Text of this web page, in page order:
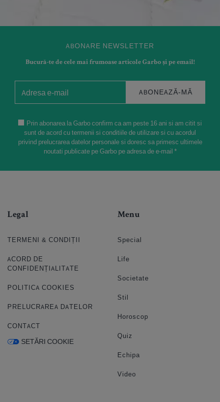
ABONARE NEWSLETTER
Bucură-te de cele mai frumoase articole Garbo și pe email!
ABONEAZĂ-MĂ
Prin abonarea la Garbo confirm ca am peste 16 ani si am citit si
sunt de acord cu termenii si conditiile de utilizare si cu acordul
privind prelucrarea datelor personale si doresc sa primesc ultimele
noutati publicate pe Garbo pe adresa de e-mail *
Legal
TERMENI & CONDIȚII
ACORD DE
CONFIDENȚIALITATE
POLITICA COOKIES
PRELUCRAREA DATELOR
CONTACT
SETĂRI COOKIE
Menu
Special
Life
Societate
Stil
Horoscop
Quiz
Echipa
Video